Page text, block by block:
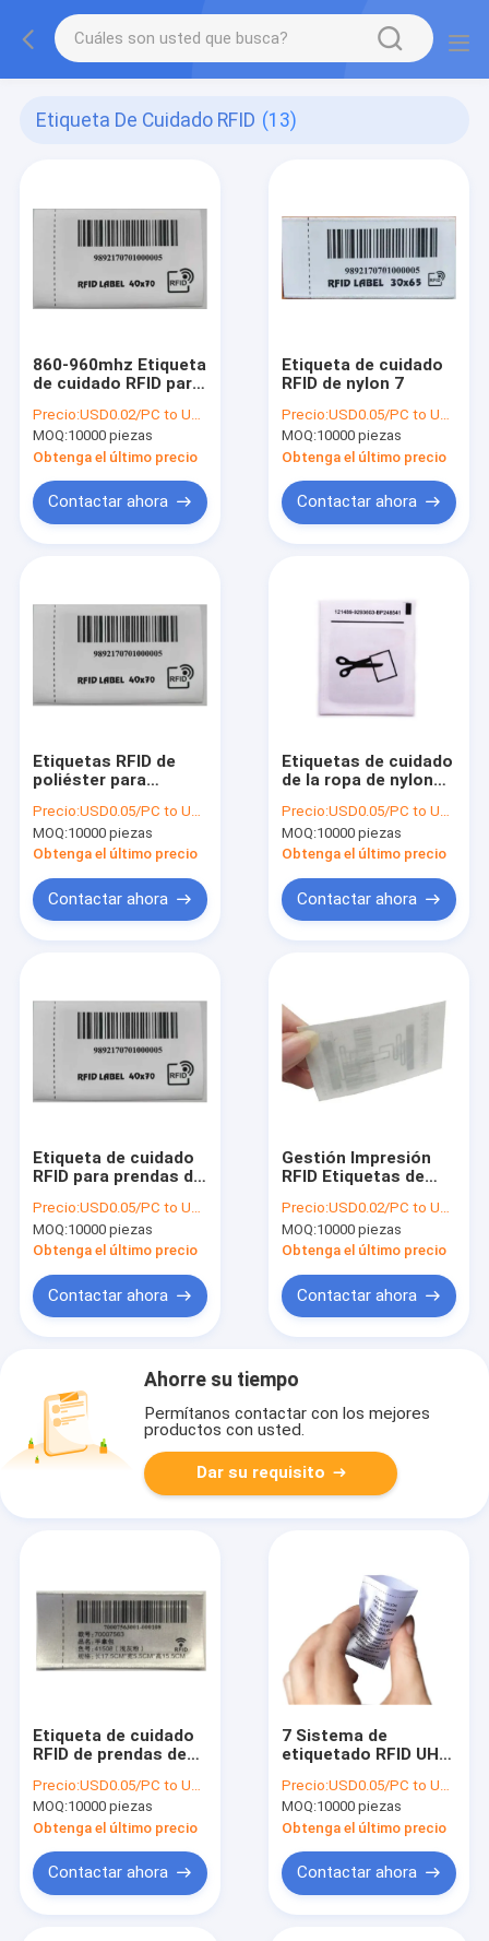
Etiqueta De Cuidado RFID (13)
860-960mhz Etiqueta
de cuidado RFID para
Precio:USD0.02/PC to USD0.1/PC
MOQ:10000 piezas
Obtenga el último precio
Contactar ahora
Etiqueta de cuidado
RFID de nylon 7
Precio:USD0.05/PC to USD0.08/PC
MOQ:10000 piezas
Obtenga el último precio
Contactar ahora
Etiquetas RFID de
poliéster para
40*70 mm
Precio:USD0.05/PC to USD0.08/PC
MOQ:10000 piezas
Obtenga el último precio
Contactar ahora
Etiquetas de cuidado
de la ropa de nylon
Etiqueta de cuidado
de la ropa
Precio:USD0.05/PC to USD0.08/PC
MOQ:10000 piezas
Obtenga el último precio
Contactar ahora
Etiqueta de cuidado
RFID para prendas de
Taffeta MR6 EPC
96bits
Precio:USD0.05/PC to USD0.08/PC
MOQ:10000 piezas
Obtenga el último precio
Contactar ahora
Gestión Impresión
RFID Etiquetas de
para prendas de
vestir Etiquetas de
cuidado 80 * 30mm
Precio:USD0.02/PC to USD0.1/PC
MOQ:10000 piezas
Obtenga el último precio
Contactar ahora
Ahorre su tiempo
Permítanos contactar con los mejores
productos con usted.
Dar su requisito
Etiqueta de cuidado
RFID de prendas de
Tejido de poliéster 8
Precio:USD0.05/PC to USD0.08/PC
MOQ:10000 piezas
Obtenga el último precio
Contactar ahora
7 Sistema de
etiquetado RFID UHF
vestir Etiqueta de
cuidado de poliéster
tejido ISO15693
Precio:USD0.05/PC to USD0.08/PC
MOQ:10000 piezas
Obtenga el último precio
Contactar ahora